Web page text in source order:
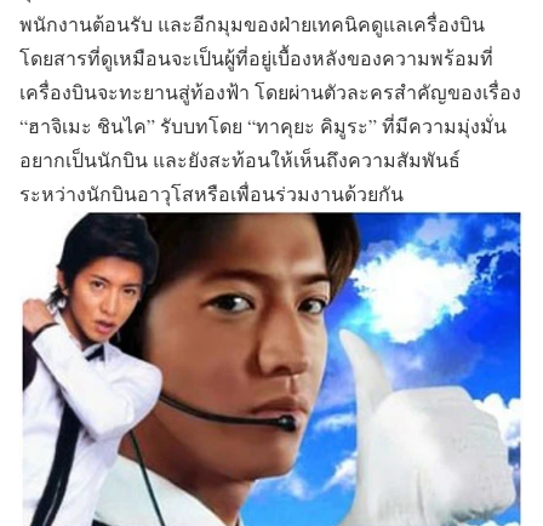
พนักงานต้อนรับ และอีกมุมของฝ่ายเทคนิคดูแลเครื่องบิน
โดยสารที่ดูเหมือนจะเป็นผู้ที่อยู่เบื้องหลังของความพร้อมที่
เครื่องบินจะทะยานสู่ท้องฟ้า โดยผ่านตัวละครสำคัญของเรื่อง
“ฮาจิเมะ ชินไค” รับบทโดย “ทาคุยะ คิมูระ”ที่มีความมุ่งมั่น
อยากเป็นนักบิน และยังสะท้อนให้เห็นถึงความสัมพันธ์
ระหว่างนักบินอาวุโสหรือเพื่อนร่วมงานด้วยกัน